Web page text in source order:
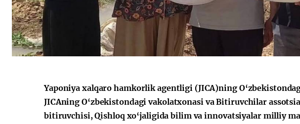
O‘zbekiston va
Paragvay hamkorligi
Huquqiy targʻibot
O‘zbekiston va
Yaponiya
Yaponiya xalqaro hamkorlik agentligi (JICA)ning
JICAning O‘zbekistondagi vakolatxonasi va Bitiruvchilar
bitiruvchisi, Qishloq xo‘jaligida bilim va innovatsiyalar milliy